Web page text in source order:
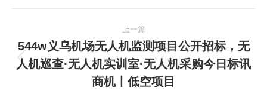
章
导
上一篇
上
一
544w义乌机场无人机监测项目公开招标，无
人机巡查·无人机实训室·无人机采购今日标讯
商机丨低空项目